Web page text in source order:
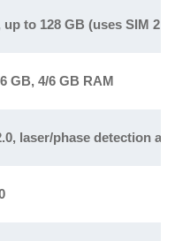
up to 128 GB (uses SIM 2
GB, 4/6 GB RAM
laser/phase detection